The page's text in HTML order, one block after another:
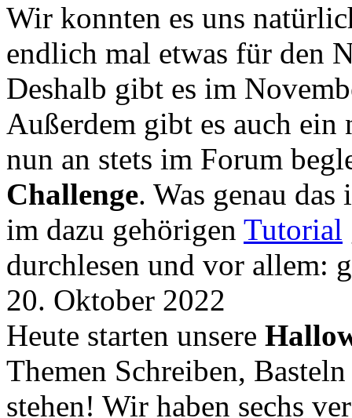
Wir konnten es uns
endlich mal etwas für den
Deshalb gibt es im
Außerdem gibt es auch ein
nun an stets im Forum
Challenge. Was genau
im dazu gehörigen Tutorial
durchlesen und vor allem:
20. Oktober 2022
Heute starten unsere
Themen Schreiben,
stehen! Wir haben sechs